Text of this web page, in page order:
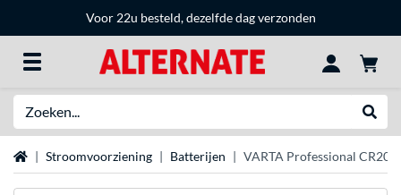
Voor 22u besteld, dezelfde dag verzonden
HomeStroomvoorziening Batterijen VARTA Professional